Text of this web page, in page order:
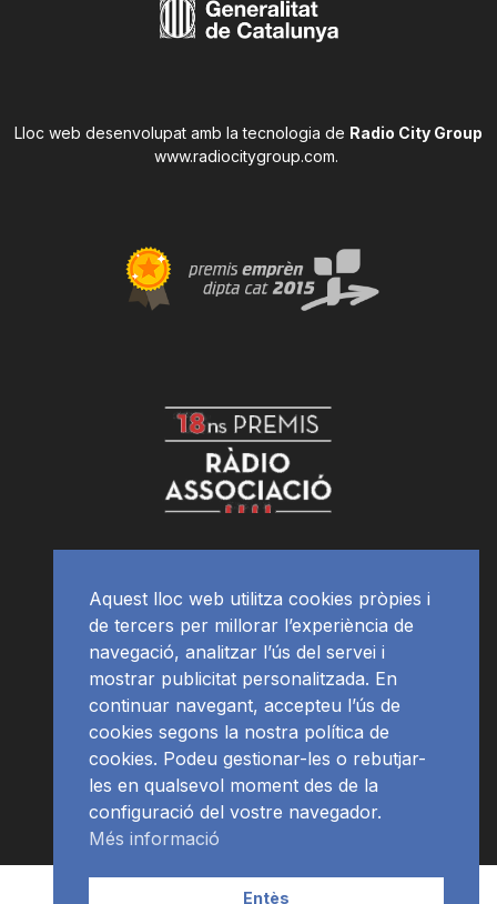
Lloc web desenvolupat amb la tecnologia de Radio City Group
www.radiocitygroup.com.
APP Programació
Aquest lloc web utilitza cookies pròpies i
de tercers per millorar l’experiència de
navegació, analitzar l’ús del servei i
mostrar publicitat personalitzada. En
continuar navegant, accepteu l’ús de
cookies segons la nostra política de
cookies. Podeu gestionar-les o rebutjar-
les en qualsevol moment des de la
configuració del vostre navegador.
Més informació
Entès